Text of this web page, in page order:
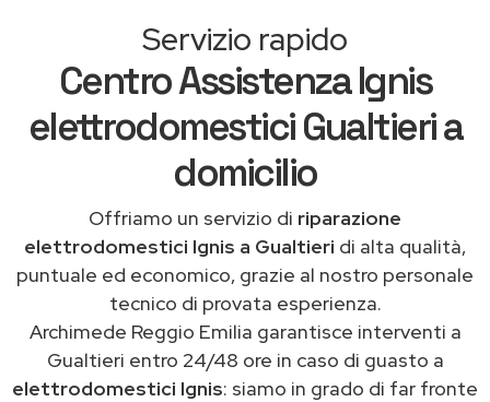
Servizio rapido
Centro Assistenza Ignis
elettrodomestici Gualtieri a
domicilio
Offriamo un servizio di riparazione
elettrodomestici Ignis a Gualtieri di alta qualità,
puntuale ed economico, grazie al nostro personale
tecnico di provata esperienza.
Archimede Reggio Emilia garantisce interventi a
Gualtieri entro 24/48 ore in caso di guasto a
elettrodomestici Ignis: siamo in grado di far fronte